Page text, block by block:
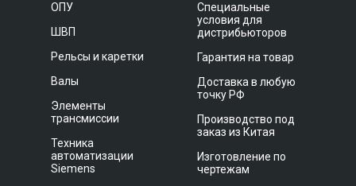
ОПУ
ШВП
Рельсы и каретки
Валы
Элементы
трансмиссии
Техника
автоматизации
Siemens
Специальные
условия для
дистрибьюторов
Гарантия на товар
Доставка в любую
точку РФ
Производство под
заказ из Китая
Изготовление по
чертежам